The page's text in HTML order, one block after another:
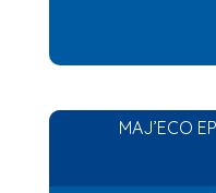
MAJ’ECO